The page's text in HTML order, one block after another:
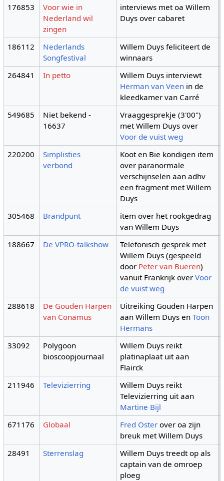
176853
Voor wie in
Nederland wil
zingen
interviews met oa Willem
Duys over cabaret
186112
Nederlands
Songfestival
Willem Duys feliciteert de
winnaars
264841 In petto
Willem Duys interviewt
Herman van Veen in de
kleedkamer van Carré
549685
Niet bekend -
16637
Vraaggesprekje (3'00")
met Willem Duys over
Voor de vuist weg
220200
Simplisties
verbond
Koot en Bie kondigen item
over paranormale
verschijnselen aan adhv
een fragment met Willem
Duys
305468 Brandpunt
item over het rookgedrag
van Willem Duys
188667 De VPRO-talkshow
Telefonisch gesprek met
Willem Duys (gespeeld
door Peter van Bueren)
vanuit Frankrijk overVoor
de vuist weg
288618
De Gouden Harpen
van Conamus
Uitreiking Gouden Harpen
aan Willem Duys enToon
Hermans
33092
Polygoon
bioscoopjournaal
Willem Duys reikt
platinaplaat uit aan
Flairck
211946 Televizierring
Willem Duys reikt
Televizierring uit aan
Martine Bijl
671176 Globaal Fred Oster over oa zijn
breuk met Willem Duys
28491 Sterrenslag
Willem Duys treedt op als
captain van de omroep
ploeg